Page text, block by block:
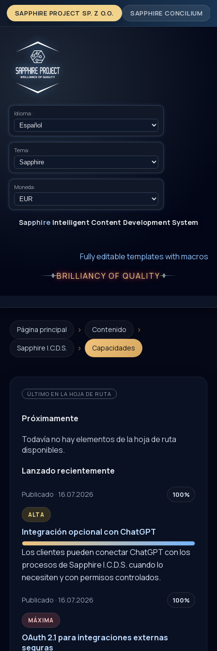
SAPPHIRE PROJECT SP. Z O.O. SAPPHIRE CONCILIUM
Idioma:
Tema:
Moneda:
Sapphire Intelligent Content Development System
Fully editable templates with macros
BRILLIANCY OF QUALITY
Página principal › Contenido ›
Sapphire I.C.D.S. › Capacidades
ÚLTIMO EN LA HOJA DE RUTA
Próximamente
Todavía no hay elementos de la hoja de ruta
disponibles.
Lanzado recientemente
Publicado · 16.07.2026 100%
ALTA
Integración opcional con ChatGPT
Los clientes pueden conectar ChatGPT con los
procesos de Sapphire I.C.D.S. cuando lo
necesiten y con permisos controlados.
Publicado · 16.07.2026 100%
MÁXIMA
OAuth 2.1 para integraciones externas
seguras